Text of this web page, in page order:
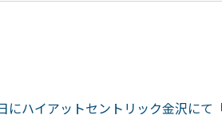
ハイアットセントリック金沢にて